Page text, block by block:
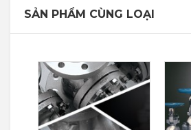
SẢN PHẨM CÙNG LOẠI